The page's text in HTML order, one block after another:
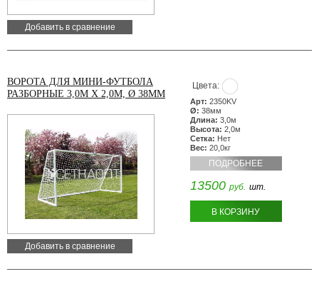
Добавить в сравнение
ВОРОТА ДЛЯ МИНИ-ФУТБОЛА
РАЗБОРНЫЕ 3,0М Х 2,0М, Ø 38ММ
Добавить в сравнение
Цвета:
Арт: 2350KV
Ø: 38мм
Длина: 3,0м
Высота: 2,0м
Сетка: Нет
Вес: 20,0кг
ПОДРОБНЕЕ
13500 руб. шт.
В КОРЗИНУ